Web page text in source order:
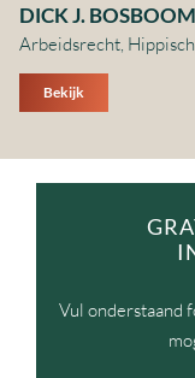
DICK J. BOSBOOM
Arbeidsrecht,
Bekijk
Vul onderstaand